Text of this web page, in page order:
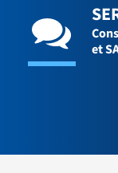
et